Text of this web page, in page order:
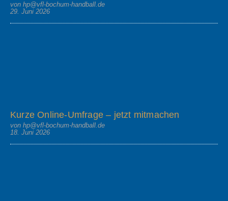
von hp@vfl-bochum-handball.de
29. Juni 2026
Kurze Online-Umfrage – jetzt mitmachen
von hp@vfl-bochum-handball.de
18. Juni 2026